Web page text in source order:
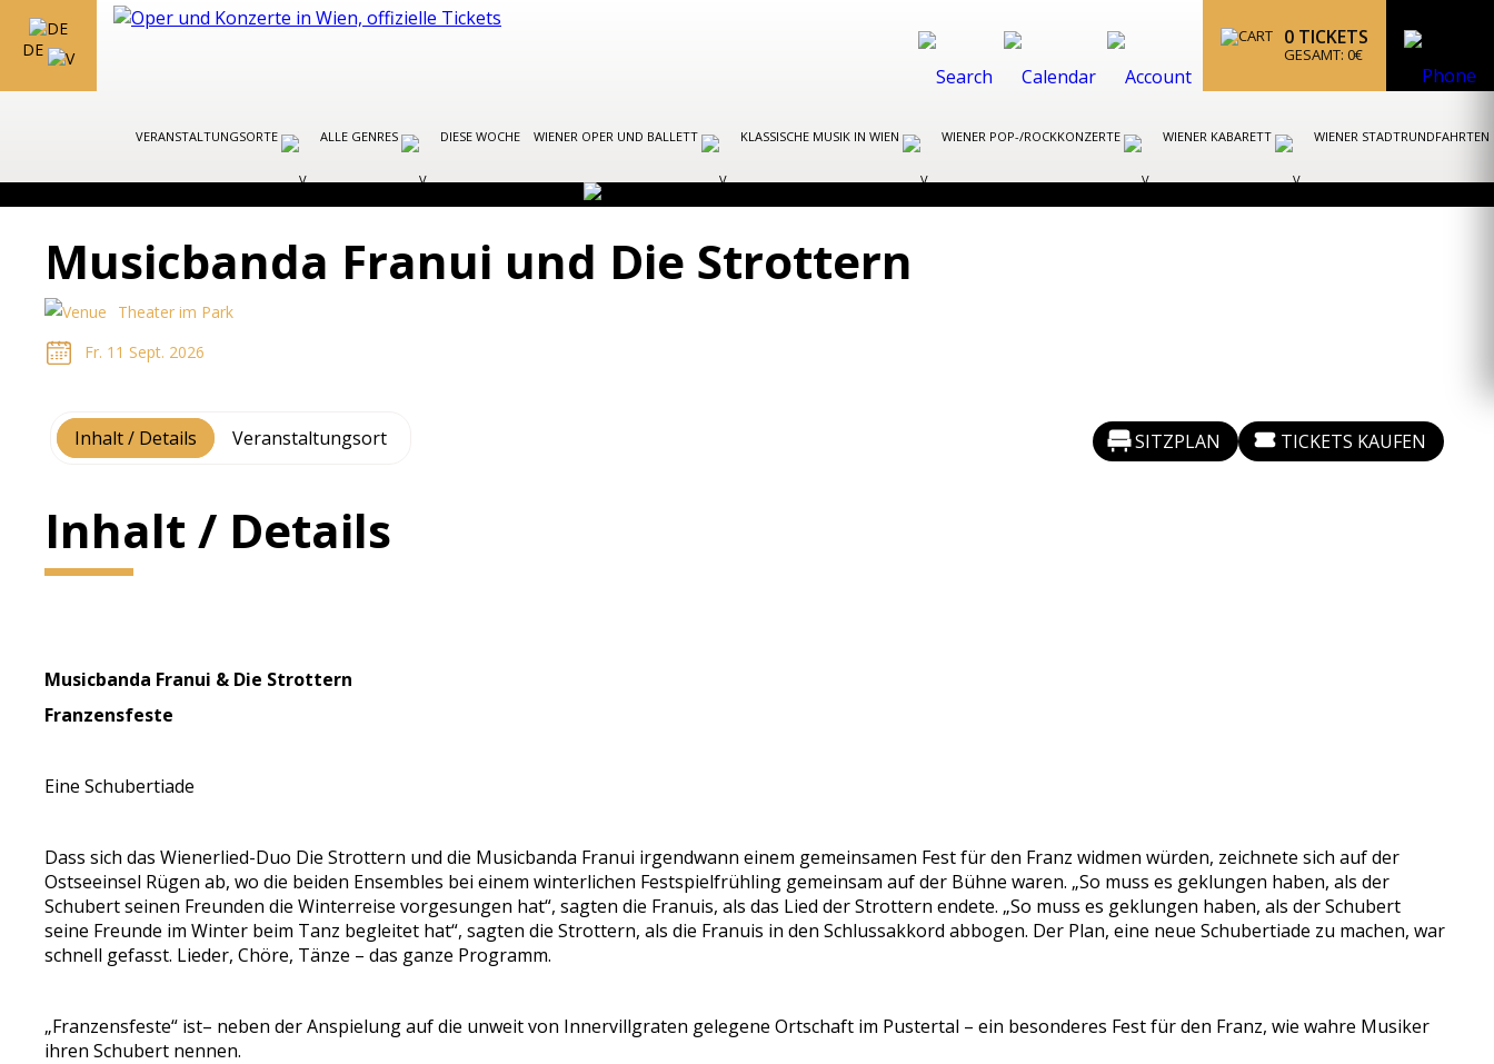
DE
0 TICKETS
GESAMT: 0€
VERANSTALTUNGSORTE ALLE GENRES DIESE WOCHE WIENER OPER UND BALLETT KLASSISCHE MUSIK IN WIEN WIENER POP-/ROCKKONZERTE WIENER KABARETT WIENER STADTRUNDFAHRTEN
Musicbanda Franui und Die Strottern
Theater im Park
Fr. 11 Sept. 2026
Inhalt / Details Veranstaltungsort SITZPLAN TICKETS KAUFEN
Inhalt / Details
Musicbanda Franui & Die Strottern
Franzensfeste
Eine Schubertiade
Dass sich das Wienerlied-Duo Die Strottern und die Musicbanda Franui irgendwann einem gemeinsamen Fest für den Franz widmen würden, zeichnete sich auf der
Ostseeinsel Rügen ab, wo die beiden Ensembles bei einem winterlichen Festspielfrühling gemeinsam auf der Bühne waren. „So muss es geklungen haben, als der
Schubert seinen Freunden die Winterreise vorgesungen hat“, sagten die Franuis, als das Lied der Strottern endete. „So muss es geklungen haben, als der Schubert
seine Freunde im Winter beim Tanz begleitet hat“, sagten die Strottern, als die Franuis in den Schlussakkord abbogen. Der Plan, eine neue Schubertiade zu machen, war
schnell gefasst. Lieder, Chöre, Tänze – das ganze Programm.
„Franzensfeste“ ist– neben der Anspielung auf die unweit von Innervillgraten gelegene Ortschaft im Pustertal – ein besonderes Fest für den Franz, wie wahre Musiker
ihren Schubert nennen.